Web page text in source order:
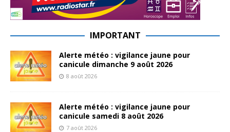
IMPORTANT
Alerte météo : vigilance jaune pour
canicule dimanche 9 août 2026
8 août 2026
Alerte météo : vigilance jaune pour
canicule samedi 8 août 2026
7 août 2026